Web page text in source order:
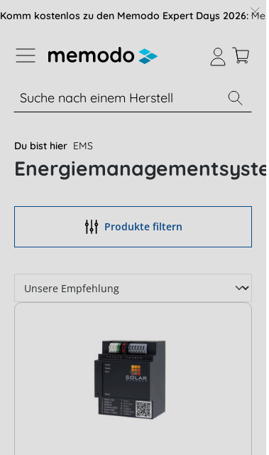
der B2B-Plattform springen
Komm kostenlos zu den Memodo Expert Days 2026:
% Sale Module Wechselrichter
Du bist hier EMS
Produkte filtern